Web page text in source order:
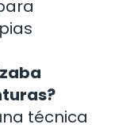
técnica